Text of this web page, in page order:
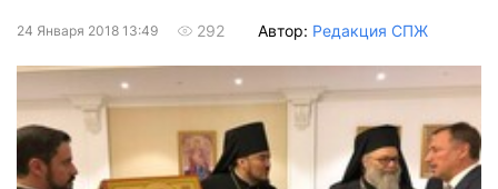
24 Января 2018 13:49 292 Автор: Редакция СПЖ